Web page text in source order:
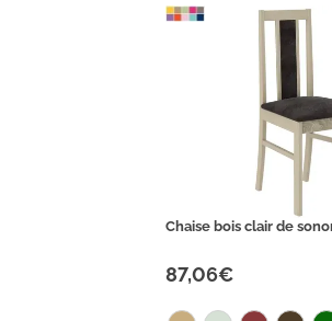
Chaise bois clair de
87,06€